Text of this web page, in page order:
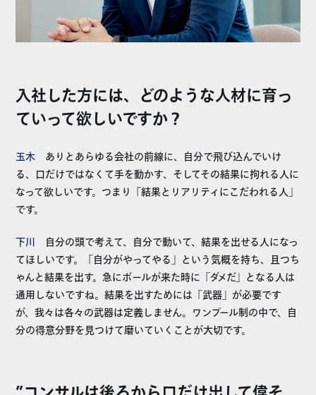
入社した方には、どのような人材に育っ
ていって欲しいですか？
玉木
ありとあらゆる会社の前線に、自分で飛び込んでいけ
る、口だけではなくて手を動かす、そしてその結果に拘れる人に
なって欲しいです。つまり「結果とリアリティにこだわれる人」
です。
下川
自分の頭で考えて、自分で動いて、結果を出せる人になっ
てほしいです。「自分がやってやる」という気概を持ち、且つち
ゃんと結果を出す。急にボールが来た時に「ダメだ」となる人は
通用しないですね。結果を出すためには「武器」が必要です
が、我々は各々の武器は定義しません。ワンプール制の中で、自
分の得意分野を見つけて磨いていくことが大切です。